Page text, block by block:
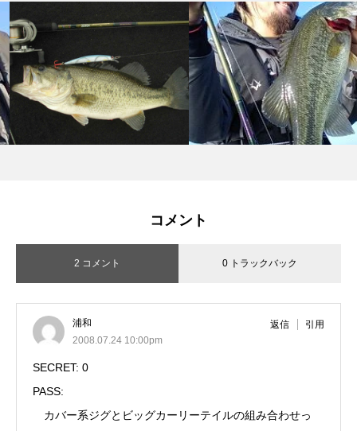
コメント
2 コメント 0 トラックバック
浦和
2008.07.24 10:00pm
返信 引用
SECRET: 0
PASS:
カバー系ジグとビッグカーリーテイルの組み合わせっ